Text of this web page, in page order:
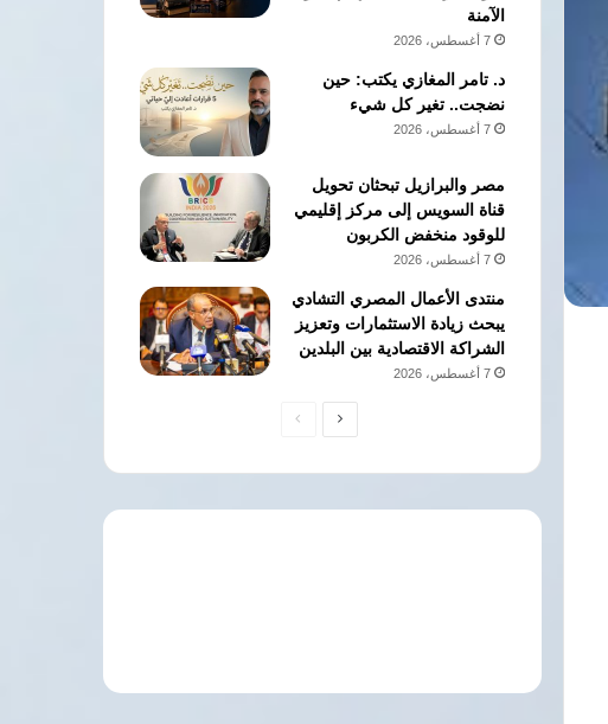
الآمنة
7 أغسطس، 2026
د. تامر المغازي يكتب: حين
نضجت.. تغير كل شيء
7 أغسطس، 2026
مصر والبرازيل تبحثان تحويل
قناة السويس إلى مركز إقليمي
للوقود منخفض الكربون
7 أغسطس، 2026
منتدى الأعمال المصري التشادي
يبحث زيادة الاستثمارات وتعزيز
الشراكة الاقتصادية بين البلدين
7 أغسطس، 2026
الصفحةالصفحة